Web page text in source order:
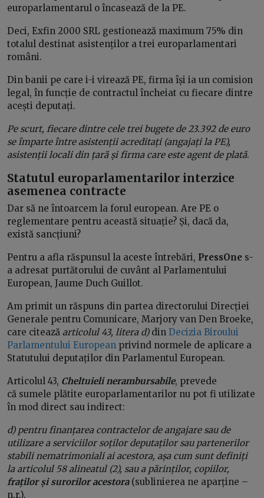
europarlamentarul o încasează de la PE.
Deci, Exfin 2000 SRL gestionează maximum 75% din
totalul destinat asistenților a trei europarlamentari
români.
Din banii pe care i-i virează PE, firma își ia un comision
legal, în funcție de contractul încheiat cu fiecare dintre
acești deputați.
Pe scurt, fiecare dintre cele trei bugete de 23.392 de euro
se împarte între asistenții acreditați (angajați la PE),
asistenții locali din țară și firma care este agent de plată.
Statutul europarlamentarilor interzice
asemenea contracte
Dar să ne întoarcem la forul european. Are PE o
reglementare pentru această situație? Și, dacă da,
există sancțiuni?
Pentru a afla răspunsul la aceste întrebări, PressOne s-
a adresat purtătorului de cuvânt al Parlamentului
European, Jaume Duch Guillot.
Am primit un răspuns din partea directorului Direcției
Generale pentru Comunicare, Marjory van Den Broeke,
care citează articolul 43, litera d)din Decizia Biroului
Parlamentului European privind normele de aplicare a
Statutului deputaților din Parlamentul European.
Articolul 43, Cheltuieli nerambursabile, prevede
că sumele plătite europarlamentarilor nu pot fi utilizate
în mod direct sau indirect:
d) pentru finanțarea contractelor de angajare sau de
utilizare a serviciilor soților deputaților sau partenerilor
stabili nematrimoniali ai acestora, așa cum sunt definiți
la articolul 58 alineatul (2), sau a părinților, copiilor,
fraților și surorilor acestora(sublinierea ne aparține –
n.r.).